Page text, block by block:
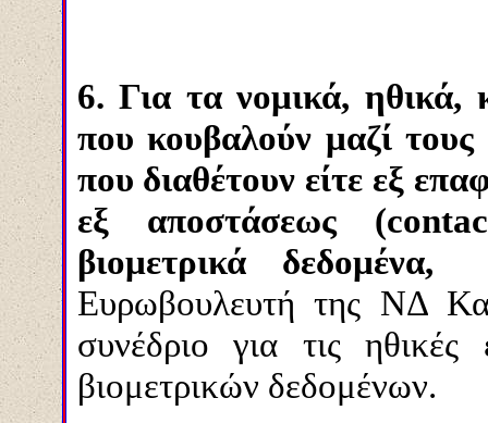
6. Για τα νομικά, ηθικά,
που κουβαλούν μαζί
που διαθέτουν είτε εξ
εξ αποστάσεως
βιομετρικά δεδομένα,
Ευρωβουλευτή της ΝΔ
συνέδριο για τις
βιομετρικών δεδομένων.